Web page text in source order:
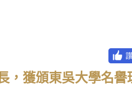
，獲頒東吳大學名譽